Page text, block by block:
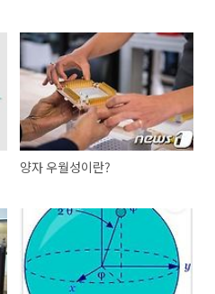
양자 우월성이란?